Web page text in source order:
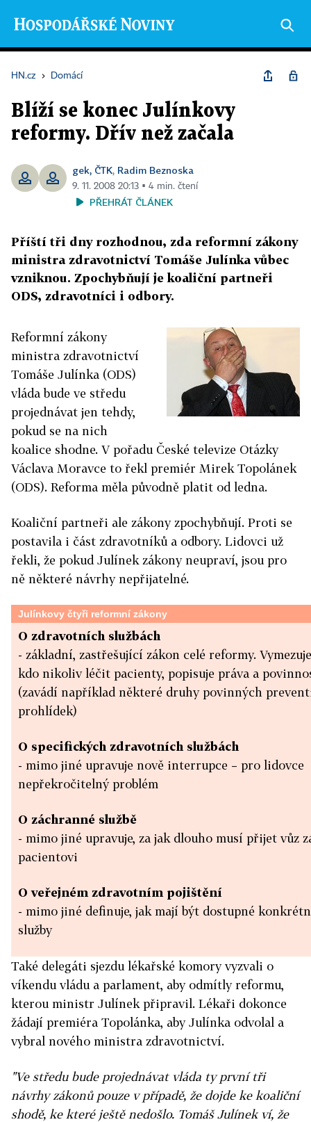
HN.cz › Domácí
Blíží se konec Julínkovy
reformy. Dřív než začala
gek, ČTK, Radim Beznoska
9. 11. 2008 20:13 ▪ 4 min. čtení
PŘEHRÁT ČLÁNEK
Příští tři dny rozhodnou, zda reformní zákony
ministra zdravotnictví Tomáše Julínka vůbec
vzniknou. Zpochybňují je koaliční partneři
ODS, zdravotníci i odbory.
Reformní zákony
ministra zdravotnictví
Tomáše Julínka (ODS)
vláda bude ve středu
projednávat jen tehdy,
pokud se na nich
koalice shodne. V pořadu České televize Otázky
Václava Moravce to řekl premiér Mirek Topolánek
(ODS). Reforma měla původně platit od ledna.
Koaliční partneři ale zákony zpochybňují. Proti se
postavila i část zdravotníků a odbory. Lidovci už
řekli, že pokud Julínek zákony neupraví, jsou pro
ně některé návrhy nepřijatelné.
Julínkovy čtyři reformní zákony
O zdravotních službách
- základní, zastřešující zákon celé reformy.
kdo nikoliv léčit pacienty, popisuje práva a
(zavádí například některé druhy povinných
prohlídek)
O specifických zdravotních službách
- mimo jiné upravuje nově interrupce – pro lidovce
nepřekročitelný problém
O záchranné službě
- mimo jiné upravuje, za jak dlouho musí přijet vůz
pacientovi
O veřejném zdravotním pojištění
- mimo jiné definuje, jak mají být dostupné
služby
Také delegáti sjezdu lékařské komory vyzvali o
víkendu vládu a parlament, aby odmítly reformu,
kterou ministr Julínek připravil. Lékaři dokonce
žádají premiéra Topolánka, aby Julínka odvolal a
vybral nového ministra zdravotnictví.
"Ve středu bude projednávat vláda ty první tři
návrhy zákonů pouze v případě, že dojde ke koaliční
shodě, ke které ještě nedošlo. Tomáš Julínek ví, že